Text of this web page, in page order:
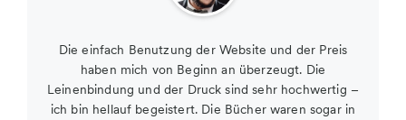
Die einfach Benutzung der Website und der Preis
haben mich von Beginn an überzeugt. Die
Leinenbindung und der Druck sind sehr hochwertig –
ich bin hellauf begeistert. Die Bücher waren sogar in